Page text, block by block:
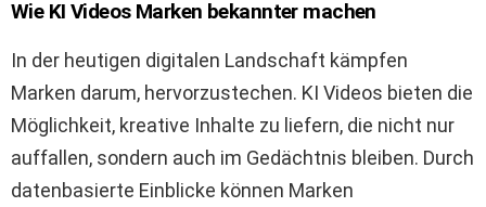
Wie KI Videos Marken bekannter machen
In der heutigen digitalen Landschaft kämpfen
Marken darum, hervorzustechen. KI Videos bieten die
Möglichkeit, kreative Inhalte zu liefern, die nicht nur
auffallen, sondern auch im Gedächtnis bleiben. Durch
datenbasierte Einblicke können Marken